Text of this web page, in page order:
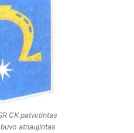
CK patvirtintas
atnaujintas